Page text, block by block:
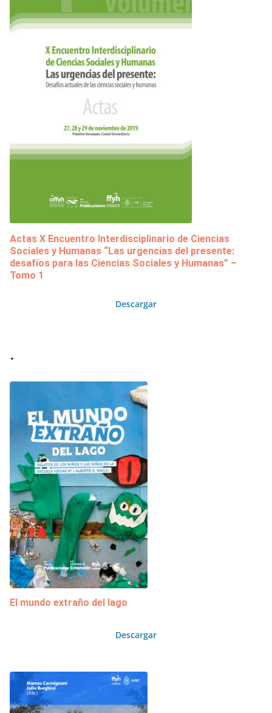
Actas X Encuentro Interdisciplinario de Ciencias
Sociales y Humanas “Las urgencias del presente:
desafíos para las Ciencias Sociales y Humanas” –
Tomo 1
Descargar
.
El mundo extraño del lago
Descargar